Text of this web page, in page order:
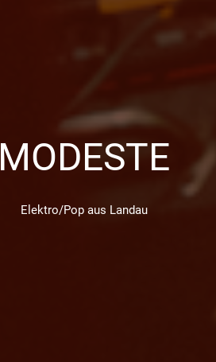
MODESTE
Elektro/Pop aus Landau